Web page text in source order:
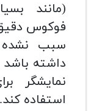
(مانند
فوکوس
سبب نشده
داشته باشد
نمایشگر
استفاده کند.